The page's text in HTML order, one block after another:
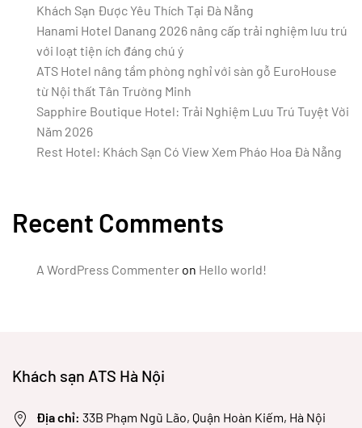
Khách Sạn Được Yêu Thích Tại Đà Nẵng
Hanami Hotel Danang 2026 nâng cấp trải nghiệm lưu trú
với loạt tiện ích đáng chú ý
ATS Hotel nâng tầm phòng nghỉ với sàn gỗ EuroHouse
từ Nội thất Tân Trường Minh
Sapphire Boutique Hotel: Trải Nghiệm Lưu Trú Tuyệt Vời
Năm 2026
Rest Hotel: Khách Sạn Có View Xem Pháo Hoa Đà Nẵng
Recent Comments
A WordPress Commenter on Hello world!
Khách sạn ATS Hà Nội
Địa chỉ: 33B Phạm Ngũ Lão, Quận Hoàn Kiếm, Hà Nội